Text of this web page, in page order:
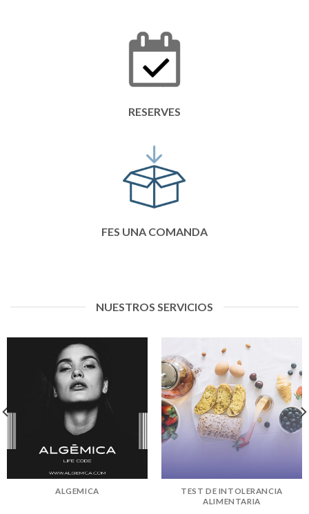
RESERVES
FES UNA COMANDA
NUESTROS SERVICIOS
ALGEMICA
TEST DE INTOLERANCIA
ALIMENTARIA